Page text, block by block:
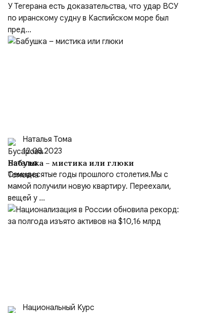
море был преднамеренным, несмотря на
заверения Киева
У Тегерана есть доказательства, что удар ВСУ
по иранскому судну в Каспийском море был
пред...
Наталья Тома
12.08.2023
Бабушка – мистика или глюки
Семидесятые годы прошлого столетия.Мы с
мамой получили новую квартиру. Переехали,
вещей у ...
Национальный Курс